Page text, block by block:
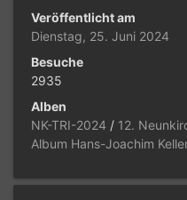
Veröffentlicht am
Dienstag, 25. Juni 2024
Besuche
2935
Alben
NK-TRI-2024 / 12.
Album Hans-Joachim